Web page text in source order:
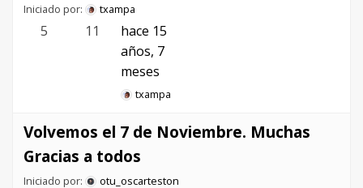
Iniciado por: txampa
5 11
hace 15
años, 7
meses
txampa
Volvemos el 7 de Noviembre. Muchas
Gracias a todos
Iniciado por: otu_oscarteston